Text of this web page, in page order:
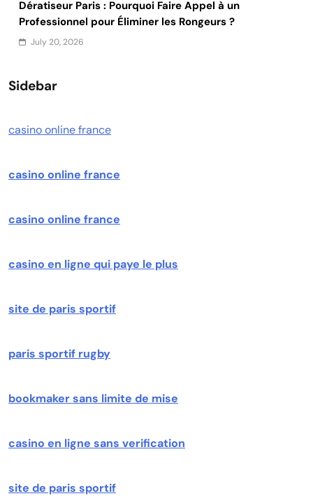
Dératiseur Paris : Pourquoi Faire Appel à un
Professionnel pour Éliminer les Rongeurs ?
July 20, 2026
Sidebar
casino online france
casino online france
casino online france
casino en ligne qui paye le plus
site de paris sportif
paris sportif rugby
bookmaker sans limite de mise
casino en ligne sans verification
site de paris sportif